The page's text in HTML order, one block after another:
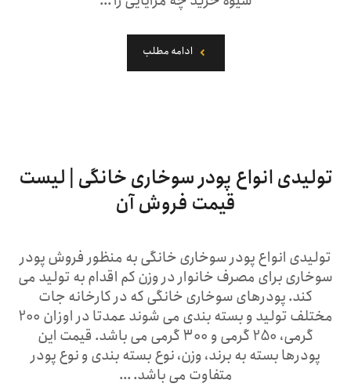
ادامه مطلب
تولیدی انواع پودر سوخاری خانگی | لیست
قیمت فروش آن
تولیدی انواع پودر سوخاری خانگی به منظور فروش پودر
سوخاری برای مصرف خانوار در وزن کم اقدام به تولید می
کند. پودرهای سوخاری خانگی که در کارخانه جات
مختلف تولید و بسته بندی می شوند عمدتا در اوزان 200
گرمی، 250 گرمی و 300 گرمی می باشد. قیمت این
پودرها بسته به برند، وزن، نوع بسته بندی و نوع پودر
متفاوت می باشد. ...